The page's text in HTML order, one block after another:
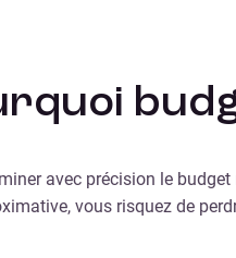
avec précision le
vous risquez de